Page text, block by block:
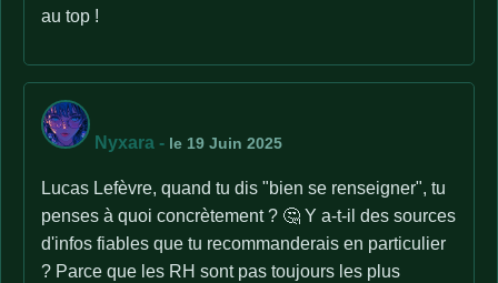
au top !
Nyxara - le 19 Juin 2025
Lucas Lefèvre, quand tu dis "bien se renseigner", tu
penses à quoi concrètement ? 🤔 Y a-t-il des sources
d'infos fiables que tu recommanderais en particulier
? Parce que les RH sont pas toujours les plus